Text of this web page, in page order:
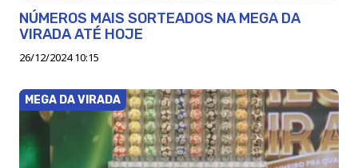
NÚMEROS MAIS SORTEADOS NA MEGA DA
VIRADA ATÉ HOJE
26/12/2024 10:15
MEGA DA VIRADA